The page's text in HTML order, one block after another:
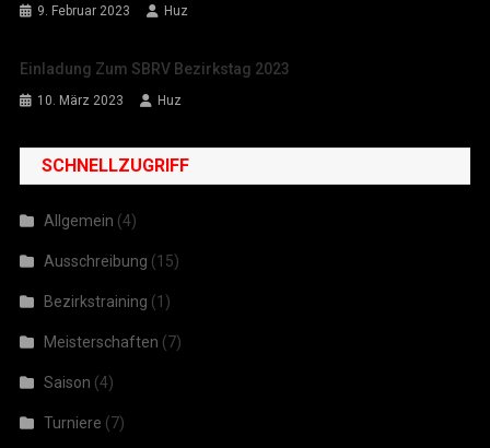
9. Februar 2023 Huz
Einladung Zum SBRV Bezirkstag 2023
10. März 2023 Huz
SCHNELLZUGRIFF
Allgemein (4)
Ausschreibung (15)
Bezirkstraining (1)
Meisterschaften (7)
Saison (4)
Turniere (7)